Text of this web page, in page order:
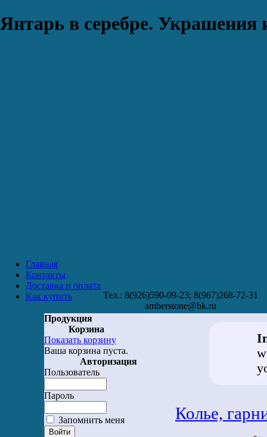
Янтарь в серебре. Украшения
Главная
Контакты
Доставка и оплата
Как купить
Тел.: 8(926)590-09-23; 8(967)268-72-31
amberstone@bk.ru
Продукция
Корзина
Показать корзину
Ваша корзина пуста.
Авторизация
Пользователь
Пароль
Запомнить меня Колье,